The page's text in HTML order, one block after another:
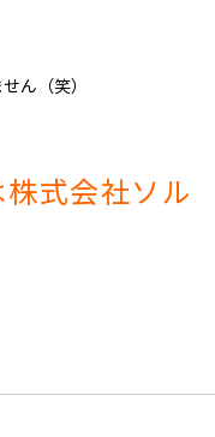
ん（笑）
式会社ソル